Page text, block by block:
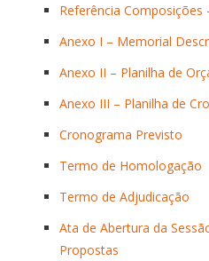
Referência Composições
Anexo I – Memorial
Anexo II – Planilha de
Anexo III – Planilha de
Cronograma Previsto
Termo de Homologação
Termo de Adjudicação
Ata de Abertura da
Propostas